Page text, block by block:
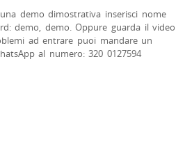
demo dimostrativa inserisci nome
demo, demo. Oppure guarda il video
ad entrare puoi mandare un
al numero: 320 0127594